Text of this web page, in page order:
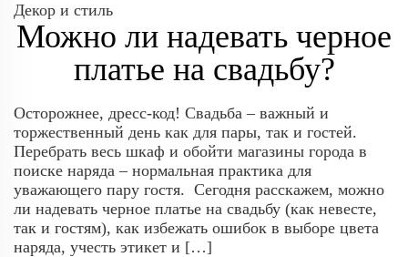
Декор и стиль
Можно ли надевать черное
платье на свадьбу?
Осторожнее, дресс-код! Свадьба – важный и
торжественный день как для пары, так и гостей.
Перебрать весь шкаф и обойти магазины города в
поиске наряда – нормальная практика для
уважающего пару гостя. Сегодня расскажем, можно
ли надевать черное платье на свадьбу (как невесте,
так и гостям), как избежать ошибок в выборе цвета
наряда, учесть этикет и […]